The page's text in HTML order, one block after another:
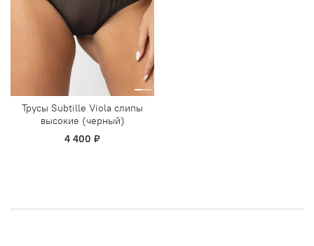
Трусы Subtille Viola слипы
высокие (черный)
4 400 ₽